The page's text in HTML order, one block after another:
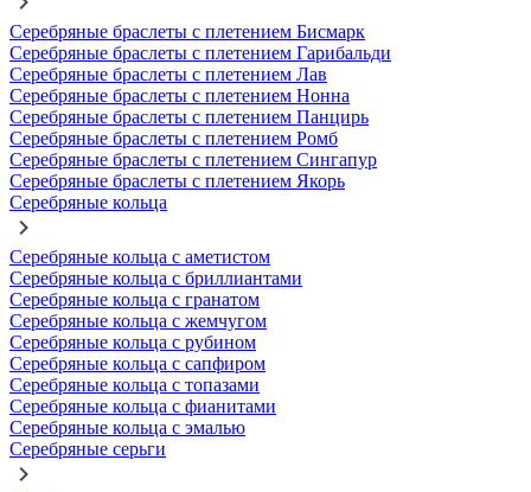
Серебряные браслеты с плетением Бисмарк
Серебряные браслеты с плетением Гарибальди
Серебряные браслеты с плетением Лав
Серебряные браслеты с плетением Нонна
Серебряные браслеты с плетением Панцирь
Серебряные браслеты с плетением Ромб
Серебряные браслеты с плетением Сингапур
Серебряные браслеты с плетением Якорь
Серебряные кольца
Серебряные кольца с аметистом
Серебряные кольца с бриллиантами
Серебряные кольца с гранатом
Серебряные кольца с жемчугом
Серебряные кольца с рубином
Серебряные кольца с сапфиром
Серебряные кольца с топазами
Серебряные кольца с фианитами
Серебряные кольца с эмалью
Серебряные серьги